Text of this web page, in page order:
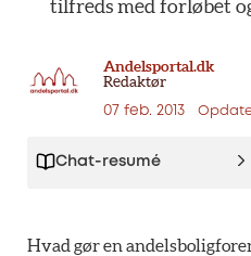
tilfreds med forløbet
Andelsportal.dk
Redaktør
07 feb. 2013
Chat-resumé
Hvad gør en